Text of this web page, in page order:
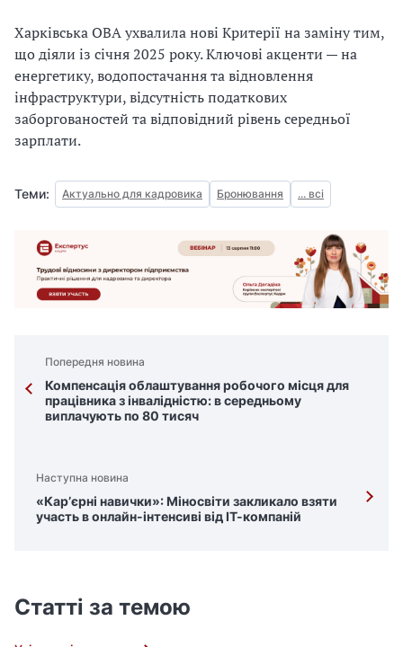
Харківська ОВА ухвалила нові Критерії на заміну тим,
що діяли із січня 2025 року. Ключові акценти — на
енергетику, водопостачання та відновлення
інфраструктури, відсутність податкових
заборгованостей та відповідний рівень середньої
зарплати.
Теми: Актуально для кадровика Бронювання ... всі
Попередня новина
Компенсація облаштування робочого місця для
працівника з інвалідністю: в середньому
виплачують по 80 тисяч
Наступна новина
«Карʼєрні навички»: Міносвіти закликало взяти
участь в онлайн-інтенсиві від ІТ-компаній
Статті за темою